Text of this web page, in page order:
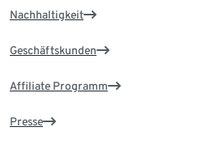
Nachhaltigkeit
Geschäftskunden
Affiliate Programm
Presse